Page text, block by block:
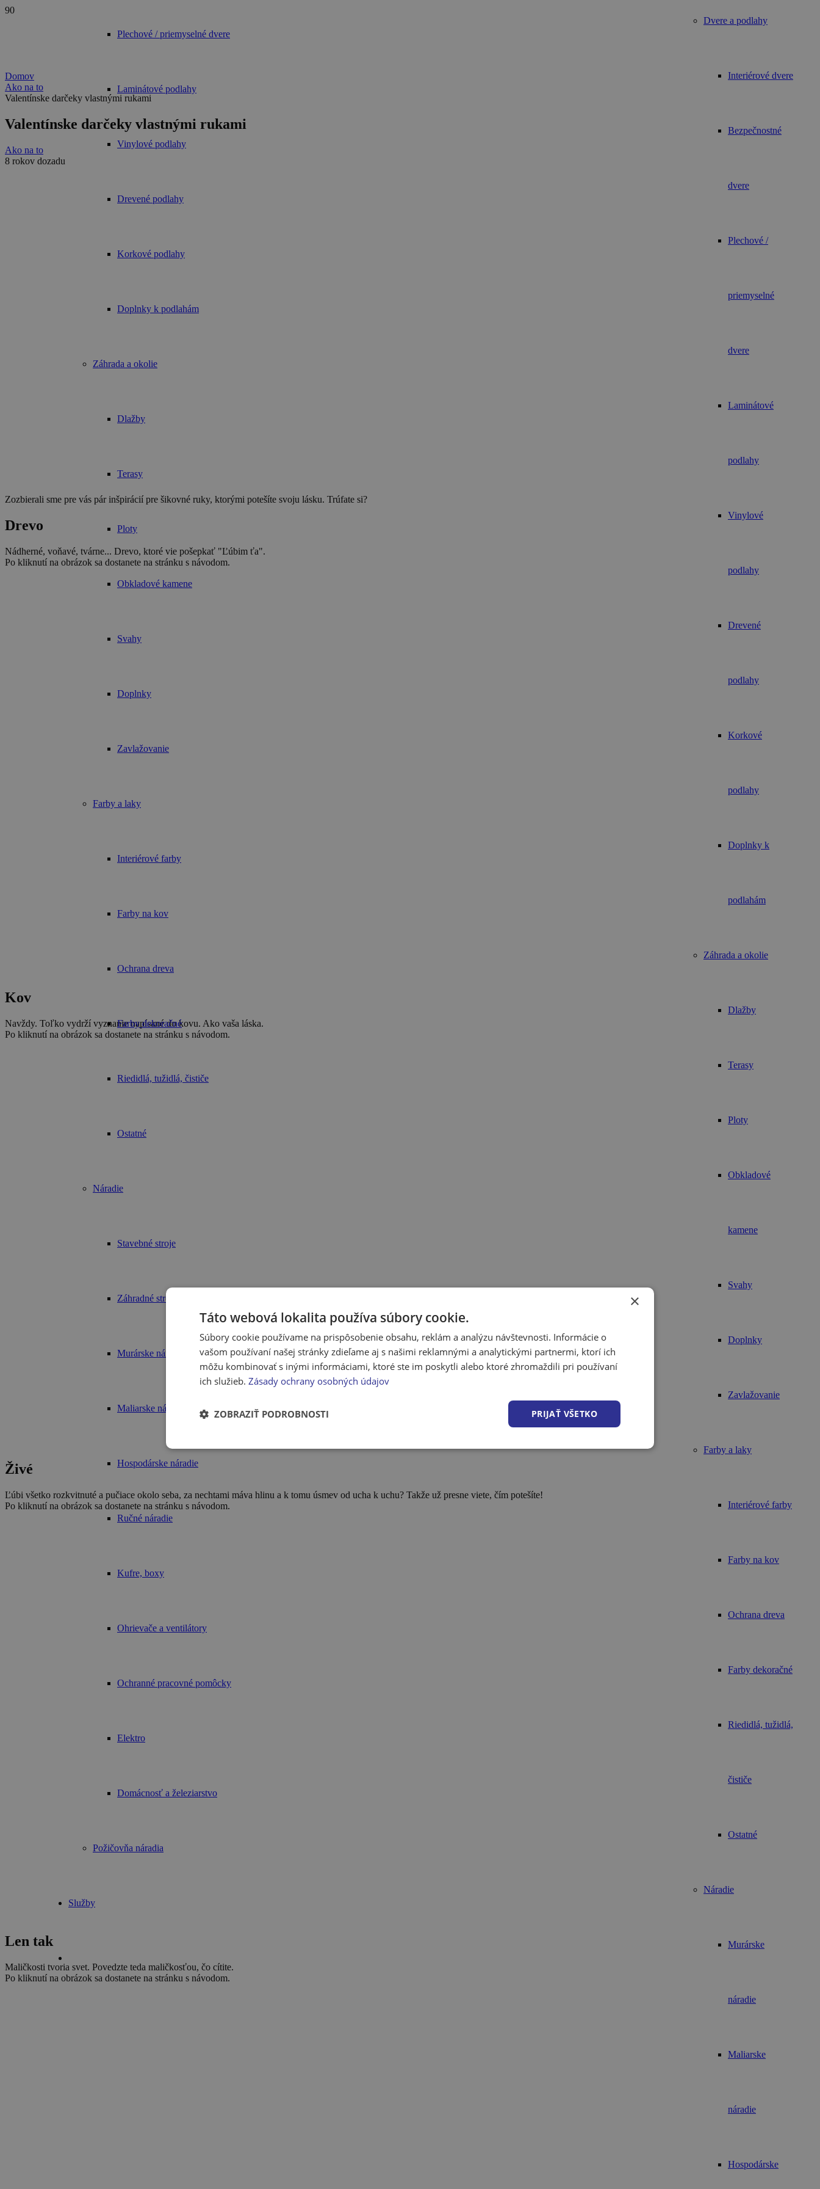
Plechové / priemyselné dvere
Laminátové podlahy
Vinylové podlahy
Drevené podlahy
Korkové podlahy
Doplnky k podlahám
Záhrada a okolie
Dlažby
Terasy
Ploty
Obkladové kamene
Svahy
Doplnky
Zavlažovanie
Farby a laky
Interiérové farby
Farby na kov
Ochrana dreva
Farby dekoračné
Riedidlá, tužidlá, čističe
Ostatné
Náradie
Stavebné stroje
Záhradné stroje
Murárske náradie
Maliarske náradie
Hospodárske náradie
Ručné náradie
Kufre, boxy
Ohrievače a ventilátory
Ochranné pracovné pomôcky
Elektro
Domácnosť a železiarstvo
Požičovňa náradia
Služby
Dvere a podlahy
Interiérové dvere
Bezpečnostné
dvere
Plechové /
priemyselné
dvere
Laminátové
podlahy
Vinylové
podlahy
Drevené
podlahy
Korkové
podlahy
Doplnky k
podlahám
Záhrada a okolie
Dlažby
Terasy
Ploty
Obkladové
kamene
Svahy
Doplnky
Zavlažovanie
Farby a laky
Interiérové farby
Farby na kov
Ochrana dreva
Farby dekoračné
Riedidlá, tužidlá,
čističe
Ostatné
Náradie
Murárske
náradie
Maliarske
náradie
Hospodárske
Domov
Ako na to
Valentínske darčeky vlastnými rukami
Valentínske darčeky vlastnými rukami
Ako na to
8 rokov dozadu
Zozbierali sme pre vás pár inšpirácií pre šikovné ruky, ktorými potešíte svoju lásku. Trúfate si?
Drevo
Nádherné, voňavé, tvárne... Drevo, ktoré vie pošepkať "Ľúbim ťa".
Po kliknutí na obrázok sa dostanete na stránku s návodom.
Kov
Navždy. Toľko vydrží vyznanie napísané do kovu. Ako vaša láska.
Po kliknutí na obrázok sa dostanete na stránku s návodom.
Živé
Ľúbi všetko rozkvitnuté a pučiace okolo seba, za nechtami máva hlinu a k tomu úsmev od ucha k uchu? Takže už presne viete, čím potešíte!
Po kliknutí na obrázok sa dostanete na stránku s návodom.
Len tak
Maličkosti tvoria svet. Povedzte teda maličkosťou, čo cítite.
Po kliknutí na obrázok sa dostanete na stránku s návodom.
×
Táto webová lokalita používa súbory cookie.
Súbory cookie používame na prispôsobenie obsahu, reklám a analýzu návštevnosti. Informácie o
vašom používaní našej stránky zdieľame aj s našimi reklamnými a analytickými partnermi, ktorí ich
môžu kombinovať s inými informáciami, ktoré ste im poskytli alebo ktoré zhromaždili pri používaní
ich služieb. Zásady ochrany osobných údajov
PRIJAŤ VŠETKO
ZOBRAZIŤ PODROBNOSTI